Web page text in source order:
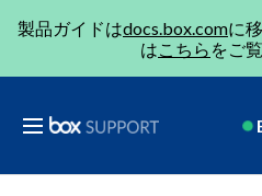
製品ガイドはdocs.box.comに
はこちら をご